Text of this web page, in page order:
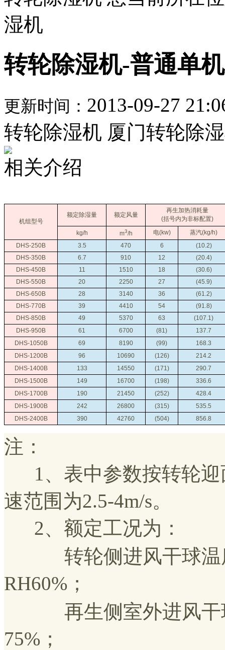
湿机
转轮除湿机-普通单
更新时间： 2013-09-27
转轮除湿机 厦门转轮除
相关介绍
机组型号
额定除湿量 额定风量
再生加热消耗量
(括号内为非标配置)
kg/h
m3/h 电(kw)
蒸汽(kg/h)
DHS-250B
3.5 470 6
(10.2)
DHS-350B
6.7 910 12
(20.4)
DHS-450B
11 1510 18
(30.6)
DHS-550B
20 2250 27
(45.9)
DHS-650B
28 3140 36
(61.2)
DHS-770B
39 4410 54
(91.8)
DHS-850B
49 5370 63
(107.1)
DHS-950B
61 6700 (81)
137.7
DHS-1050B
69 8190 (99)
168.3
DHS-1200B
96 10690 (126)
214.2
DHS-1400B
133 14550 (171)
290.7
DHS-1500B
149 16700 (198)
336.6
DHS-1700B
190 21450 (252)
428.4
DHS-1900B
242 26800 (315)
535.5
DHS-2400B
390 42760 (504) 856.8
注：
1、表中参数按转轮迎
速范围为2.5-4m/s。
2、额定工况为：
转轮侧进风干球温
RH60%；
再生侧室外进风干
75%；